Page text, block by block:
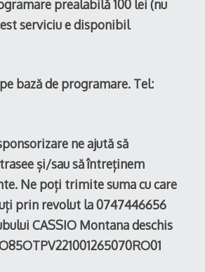
prealabilă 100 lei (nu
serviciu e disponibil
bază de programare. Tel:
ne ajută să
și/sau să întreținem
Ne poți trimite suma cu care
prin revolut la 0747446656
CASSIO Montana deschis